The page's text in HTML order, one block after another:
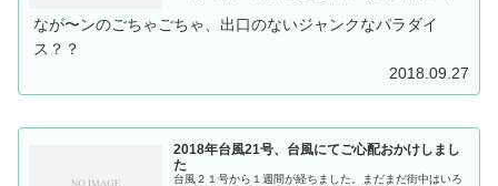
ちゃで、とても台風直後のネタを処理できなかったので
す。あの命の覚悟をした台風が去り、その後片付けで苦...
なが〜ンのごちゃごちゃ、出口のないジャンクなパラダイ
ス？？
2018.09.27
2018年台風21号、台風にてご心配おかけしまし
た
台風２１号から１週間が経ちました。まだまだ街中はいろ